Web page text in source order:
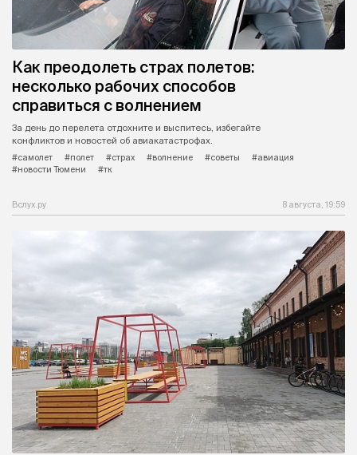
Как преодолеть страх полетов:
несколько рабочих способов
справиться с волнением
За день до перелета отдохните и выспитесь, избегайте
конфликтов и новостей об авиакатастрофах.
#самолет
#полет #страх #волнение #советы
#авиация
#новости Тюмени
#тк
Вслух.ру 8 августа, 19:59